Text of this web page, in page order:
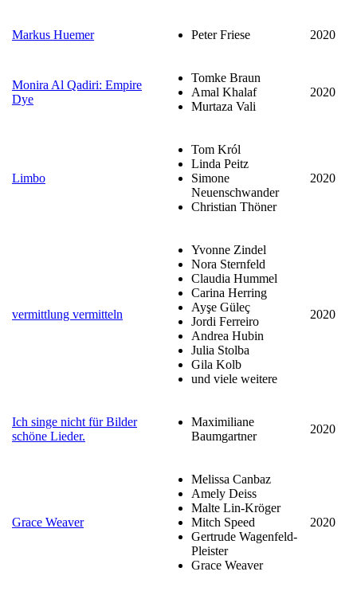
Markus Huemer Peter Friese 2020
Monira Al Qadiri: Empire
Dye
Tomke Braun
Amal Khalaf
Murtaza Vali
2020
Limbo
Tom Król
Linda Peitz
Simone
Neuenschwander
Christian Thöner
2020
vermittlung vermitteln
Yvonne Zindel
Nora Sternfeld
Claudia Hummel
Carina Herring
Ayşe Güleç
Jordi Ferreiro
Andrea Hubin
Julia Stolba
Gila Kolb
und viele weitere
2020
Ich singe nicht für Bilder
schöne Lieder.
Maximiliane
Baumgartner
2020
Grace Weaver
Melissa Canbaz
Amely Deiss
Malte Lin-Kröger
Mitch Speed
Gertrude Wagenfeld-
Pleister
Grace Weaver
2020